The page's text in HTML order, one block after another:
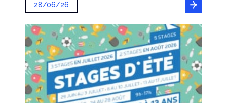
28/06/26